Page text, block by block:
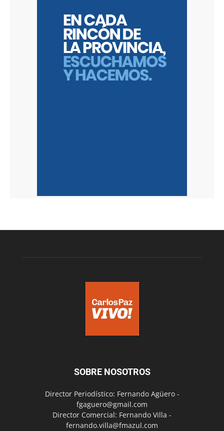
SOBRE NOSOTROS
Director Periodístico: Fernando Agüero -
fgaguero@gmail.com
Director Comercial: Fernando Villa -
fernando.villa@fmazul.com